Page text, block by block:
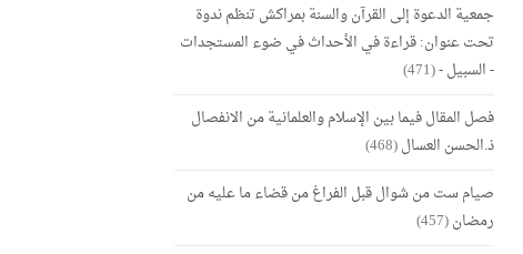
جمعية الدعوة إلى القرآن والسنة بمراكش تنظم ندوة
تحت عنوان: قراءة في الأحداث في ضوء المستجدات
- السبيل -(471)
فصل المقال فيما بين الإسلام والعلمانية من الانفصال
ذ.الحسن العسال(468)
صيام ست من شوال قبل الفراغ من قضاء ما عليه من
رمضان(457)